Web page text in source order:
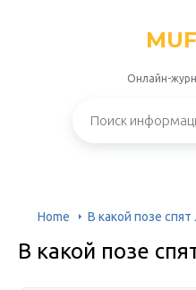
Онлайн-
Home В какой позе
В какой позе